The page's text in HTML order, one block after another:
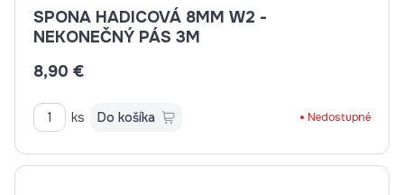
SPONA HADICOVÁ 8MM W2 -
NEKONEČNÝ PÁS 3M
8,90 €
ks Do košíka Nedostupné